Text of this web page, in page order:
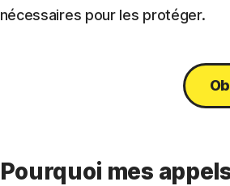
nécessaires pour les protéger.
Pourquoi mes